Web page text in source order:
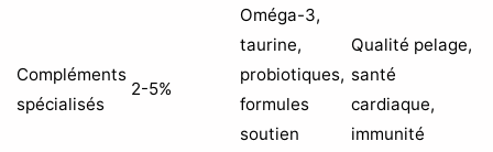
Compléments
spécialisés
2-5%
Oméga-3,
taurine,
probiotiques,
formules
soutien
Qualité pelage,
santé
cardiaque,
immunité